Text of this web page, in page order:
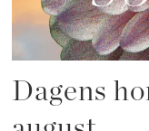
Dagens